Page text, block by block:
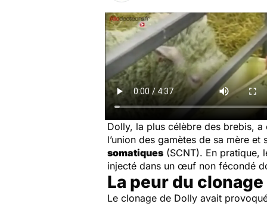
Dolly, la plus célèbre des brebis, a
l’union des gamètes de sa mère
somatiques (SCNT). En pratique,
injecté dans un œuf non fécondé
La peur du
Le clonage de Dolly avait